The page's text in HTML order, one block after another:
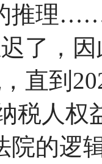
推理
了，
直到
税人权
院的逻